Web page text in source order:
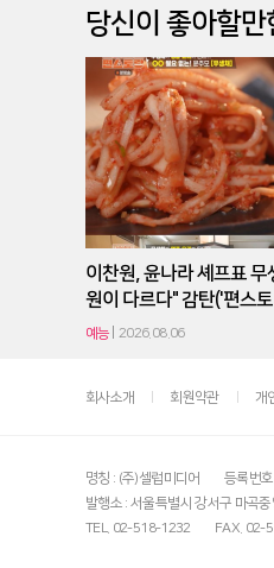
당신이 좋아할만
이찬원, 윤나라 셰프표
원이 다르다" 감탄('편스
예능 2026.08.06
회사소개 회원약관 개
명칭 : (주)셀럽미디어 등록번
발행소 : 서울특별시 강서구 마곡
TEL. 02-518-1232
FAX. 02-